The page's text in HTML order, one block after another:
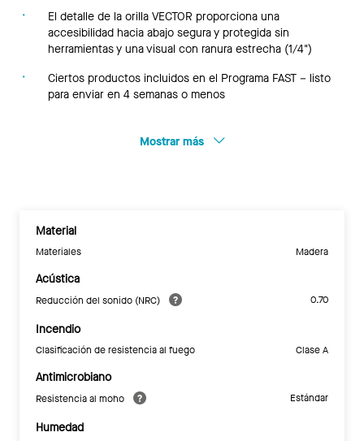
El detalle de la orilla VECTOR proporciona una
accesibilidad hacia abajo segura y protegida sin
herramientas y una visual con ranura estrecha (1/4")
Ciertos productos incluidos en el Programa FAST – listo
para enviar en 4 semanas o menos
Mostrar más
Material
Materiales Madera
Acústica
Reducción del sonido (NRC) 0.70
Incendio
Clasificación de resistencia al fuego Clase A
Antimicrobiano
Resistencia al moho Estándar
Humedad